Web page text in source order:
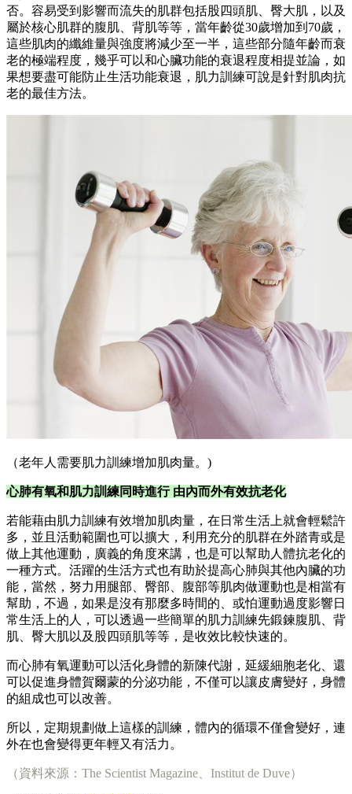
否。容易受到影響而流失的肌群包括股四頭肌、臀大肌，以及
屬於核心肌群的腹肌、背肌等等，當年齡從30歲增加到70歲，
這些肌肉的纖維量與強度將減少至一半，這些部分隨年齡而衰
老的極端程度，幾乎可以和心臟功能的衰退程度相提並論，如
果想要盡可能防止生活功能衰退，肌力訓練可說是針對肌肉抗
老的最佳方法。
（老年人需要肌力訓練增加肌肉量。)
心肺有氧和肌力訓練同時進行 由內而外有效抗老化
若能藉由肌力訓練有效增加肌肉量，在日常生活上就會輕鬆許
多，並且活動範圍也可以擴大，利用充分的肌群在外踏青或是
做上其他運動，廣義的角度來講，也是可以幫助人體抗老化的
一種方式。活躍的生活方式也有助於提高心肺與其他內臟的功
能，當然，努力用腿部、臀部、腹部等肌肉做運動也是相當有
幫助，不過，如果是沒有那麼多時間的、或怕運動過度影響日
常生活上的人，可以透過一些簡單的肌力訓練先鍛鍊腹肌、背
肌、臀大肌以及股四頭肌等等，是收效比較快速的。
而心肺有氧運動可以活化身體的新陳代謝，延緩細胞老化、還
可以促進身體賀爾蒙的分泌功能，不僅可以讓皮膚變好，身體
的組成也可以改善。
所以，定期規劃做上這樣的訓練，體內的循環不僅會變好，連
外在也會變得更年輕又有活力。
（資料來源：The Scientist Magazine、Institut de Duve）